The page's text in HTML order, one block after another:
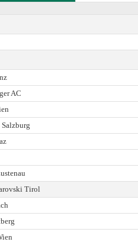
AC
Tirol